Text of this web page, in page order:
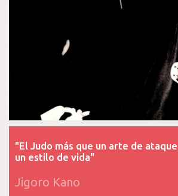
"El Judo más que un arte de
un estilo de vida"
Jigoro Kano